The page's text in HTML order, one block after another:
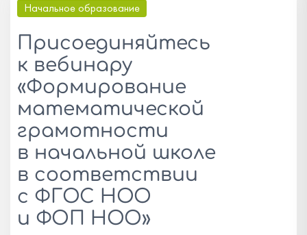
Начальное образование
Присоединяйтесь
к вебинару
«Формирование
математической
грамотности
в начальной школе
в соответствии
с ФГОС НОО
и ФОП НОО»